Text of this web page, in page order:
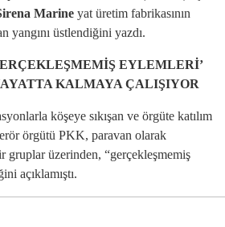
Marine yat üretim fabrikasının
yangını üstlendiğini yazdı.
EYLEMLERİ’
KALMAYA ÇALIŞIYOR
köşeye sıkışan ve örgüte katılım
terör örgütü PKK, paravan olarak
gruplar üzerinden, “gerçekleşmemiş
açıklamıştı.